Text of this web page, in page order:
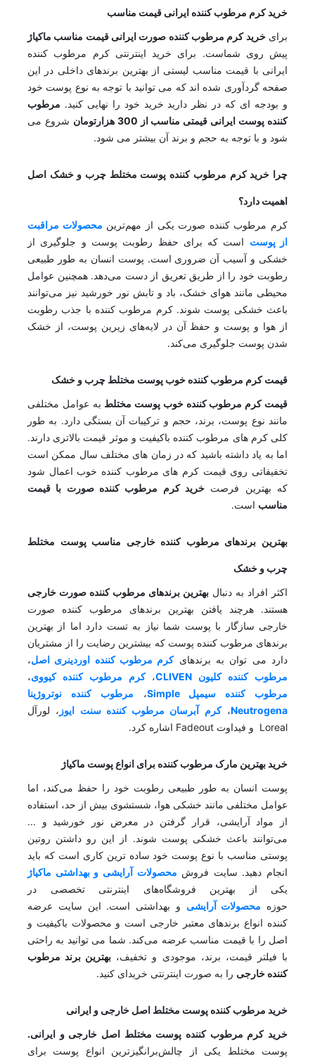
خرید کرم مرطوب کننده ایرانی قیمت مناسب
برایخرید کرم مرطوب کننده صورت ایرانی قیمت مناسب ماکیاژ
پیش روی شماست. برای خرید اینترنتی کرم مرطوب کننده
ایرانی با قیمت مناسب لیستی از بهترین برندهای داخلی در این
صفحه گردآوری شده اند که می توانید با توجه به نوع پوست خود
و بودجه ای که در نظر دارید خرید خود را نهایی کنید.مرطوب
کننده پوست ایرانی قیمتی مناسب از 300 هزارتومان
شروع می
شود و با توجه به حجم و برند آن بیشتر می شود.
چرا خرید کرم مرطوب کننده پوست مختلط چرب و خشک اصل
اهمیت دارد؟
کرم مرطوب کننده صورت یکی از مهم‌ترینمحصولات مراقبت
از پوستاست که برای حفظ رطوبت پوست و جلوگیری از
خشکی و آسیب آن ضروری است. پوست انسان به طور طبیعی
رطوبت خود را از طریق تعریق از دست می‌دهد. همچنین عوامل
محیطی مانند هوای خشک، باد و تابش نور خورشید نیز می‌توانند
باعث خشکی پوست شوند. کرم مرطوب کننده با جذب رطوبت
از هوا و پوست و حفظ آن در لایه‌های زیرین پوست، از خشک
شدن پوست جلوگیری می‌کند.
قیمت کرم مرطوب کننده خوب پوست مختلط چرب و خشک
قیمت کرم مرطوب کننده خوب پوست مختلطبه عوامل مختلفی
مانند نوع پوست، برند، حجم و ترکیبات آن بستگی دارد. به طور
کلی کرم های مرطوب کننده باکیفیت و موثر قیمت بالاتری دارند.
اما به یاد داشته باشید که در زمان های مختلف سال ممکن است
تخفیفاتی روی قیمت کرم های مرطوب کننده خوب اعمال شود
که بهترین فرصتخرید کرم مرطوب کننده صورت با قیمت
مناسباست.
بهترین برندهای مرطوب کننده خارجی مناسب پوست مختلط
چرب و خشک
اکثر افراد به دنبالبهترین برندهای مرطوب کننده صورت خارجی
هستند. هرچند یافتن بهترین برندهای مرطوب کننده صورت
خارجی سازگار با پوست شما نیاز به تست دارد اما از بهترین
برندهای مرطوب کننده پوست که بیشترین رضایت را از مشتریان
دارد می توان به برندهایکرم مرطوب کننده اوردینری اصل،
مرطوب کننده کلیون CLIVEN
،کرم مرطوب کننده کیووی،
مرطوب کننده سیمپل Simple
،
مرطوب کننده نوتروژینا
Neutrogena،کرم آبرسان مرطوب کننده سنت ایوز، لورآل
Loreal و فیداوت Fadeout اشاره کرد.
خرید بهترین مارک مرطوب کننده برای انواع پوست ماکیاژ
پوست انسان به طور طبیعی رطوبت خود را حفظ می‌کند، اما
عوامل مختلفی مانند خشکی هوا، شستشوی بیش از حد، استفاده
از مواد آرایشی، قرار گرفتن در معرض نور خورشید و ...
می‌توانند باعث خشکی پوست شوند. از این رو داشتن روتین
پوستی مناسب با نوع پوست خود ساده ترین کاری است که باید
انجام دهید. سایت فروش محصولات آرایشی و بهداشتی ماکیاژ
یکی از بهترین فروشگاه‌های اینترنتی تخصصی در
حوزهمحصولات آرایشیو بهداشتی است. این سایت عرضه
کننده انواع برندهای معتبر خارجی است و محصولات باکیفیت و
اصل را با قیمت مناسب عرضه می‌کند. شما می توانید به راحتی
با فیلتر قیمت، برند، موجودی و تخفیف،بهترین برند مرطوب
کننده خارجیرا به صورت اینترنتی خریدای کنید.
خرید مرطوب کننده پوست مختلط اصل خارجی و ایرانی
خرید کرم مرطوب کننده پوست مختلط اصل خارجی و ایرانی.
پوست مختلط یکی از چالش‌برانگیزترین انواع پوست برای